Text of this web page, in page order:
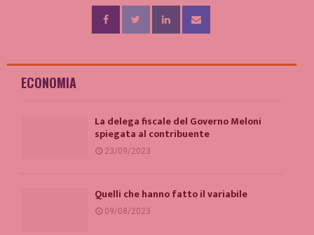
ECONOMIA
La delega fiscale del Governo Meloni
spiegata al contribuente
23/09/2023
Quelli che hanno fatto il variabile
09/08/2023